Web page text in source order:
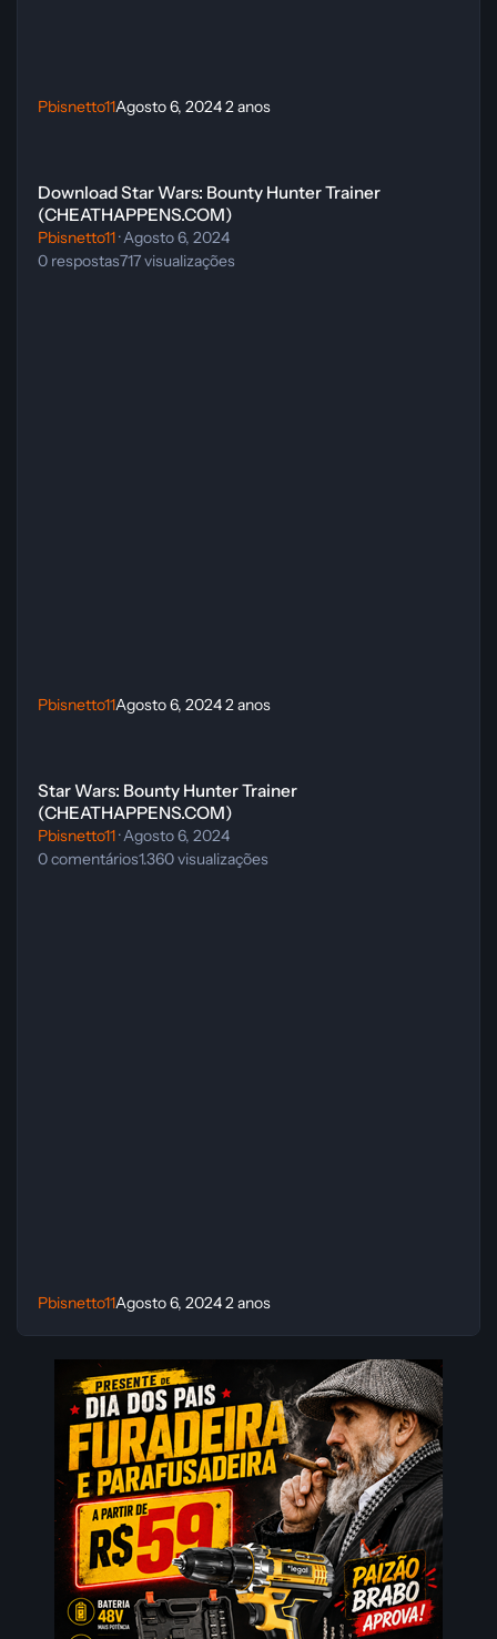
Pbisnetto11Agosto 6, 20242 anos
Download Star Wars: Bounty Hunter Trainer
(CHEATHAPPENS.COM)
Pbisnetto11·Agosto 6, 2024
0 respostas717visualizações
Pbisnetto11Agosto 6, 20242 anos
Star Wars: Bounty Hunter Trainer
(CHEATHAPPENS.COM)
Pbisnetto11·Agosto 6, 2024
0comentários1.360visualizações
Pbisnetto11Agosto 6, 20242 anos